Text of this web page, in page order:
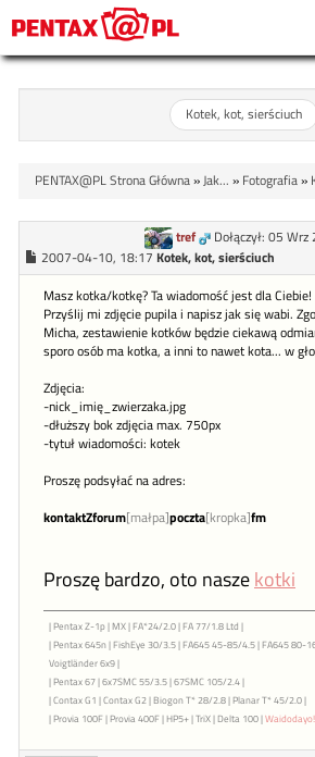
Kotek, kot, sierściuch
PENTAX@PL Strona Główna»Jak... » Fotografia»
tref
Dołączył: 05
2007-04-10, 18:17 Kotek, kot, sierściuch
Masz kotka/kotkę? Ta wiadomość jest dla Ciebie!
Przyślij mi zdjęcie pupila i napisz jak się wabi.
Micha, zestawienie kotków będzie ciekawą
sporo osób ma kotka, a inni to nawet kota... w
Zdjęcia:
-nick_imię_zwierzaka.jpg
-dłuższy bok zdjęcia max. 750px
-tytuł wiadomości: kotek
Proszę podsyłać na adres:
kontaktZforum[małpa]poczta[kropka]fm
Proszę bardzo, oto naszekotki
| Pentax Z-1p | MX | FA*24/2.0 | FA 77/1.8 Ltd |
| Pentax 645n | FishEye 30/3.5 | FA645 45-85/4.5 | FA645 80-
Voigtländer 6x9 |
| Pentax 67 | 6x7SMC 55/3.5 | 67SMC 105/2.4 |
| Contax G1 | Contax G2 | Biogon T* 28/2.8 | Planar T* 45/2.0 |
| Provia 100F | Provia 400F | HP5+ | TriX | Delta 100 |Waidodayo!